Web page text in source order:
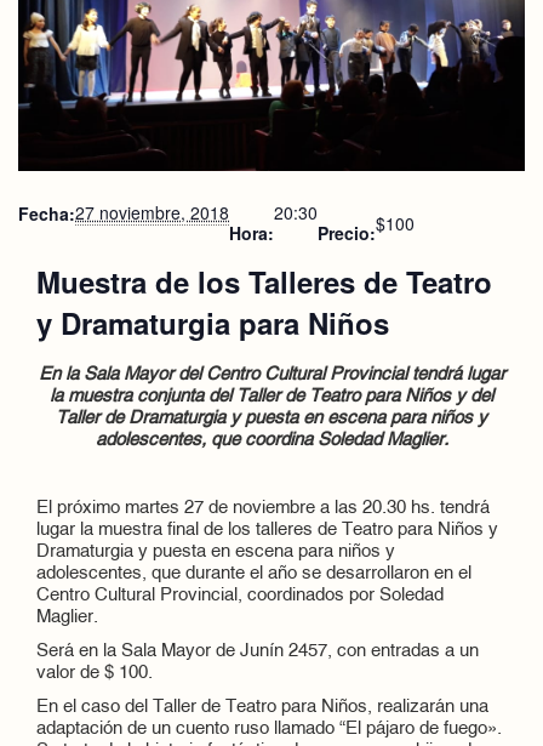
Fecha:27 noviembre, 2018
Hora:
20:30
Precio:$100
Muestra de los Talleres de Teatro
y Dramaturgia para Niños
En la Sala Mayor del Centro Cultural Provincial tendrá lugar
la muestra conjunta del Taller de Teatro para Niños y del
Taller de Dramaturgia y puesta en escena para niños y
adolescentes, que coordina Soledad Maglier.
El próximo martes 27 de noviembre a las 20.30 hs. tendrá
lugar la muestra final de los talleres de Teatro para Niños y
Dramaturgia y puesta en escena para niños y
adolescentes, que durante el año se desarrollaron en el
Centro Cultural Provincial, coordinados por Soledad
Maglier.
Será en la Sala Mayor de Junín 2457, con entradas a un
valor de $ 100.
En el caso del Taller de Teatro para Niños, realizarán una
adaptación de un cuento ruso llamado “El pájaro de fuego».